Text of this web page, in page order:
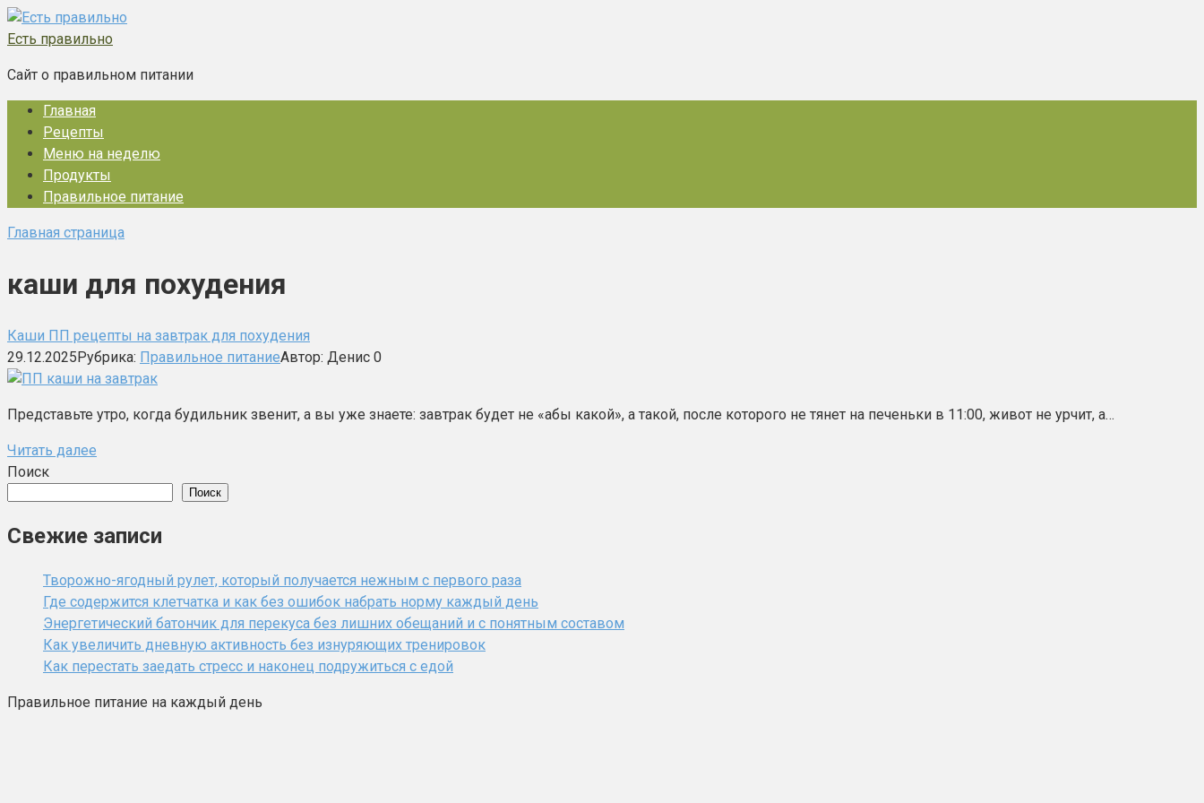
Перейти
к
Есть правильно
Сайт о правильном питании
Главная
Рецепты
Меню на неделю
Продукты
Правильное питание
Главная страница
каши для похудения
Каши ПП рецепты на завтрак для похудения
29.12.2025Рубрика: Правильное питаниеАвтор: Денис 0
Представьте утро, когда будильник звенит, а вы уже знаете: завтрак будет не «абы какой», а такой, после которого не тянет на печеньки в 11:00, живот не урчит, а…
Читать далее
Поиск
Поиск
Свежие записи
Творожно-ягодный рулет, который получается нежным с первого раза
Где содержится клетчатка и как без ошибок набрать норму каждый день
Энергетический батончик для перекуса без лишних обещаний и с понятным составом
Как увеличить дневную активность без изнуряющих тренировок
Как перестать заедать стресс и наконец подружиться с едой
Правильное питание на каждый день